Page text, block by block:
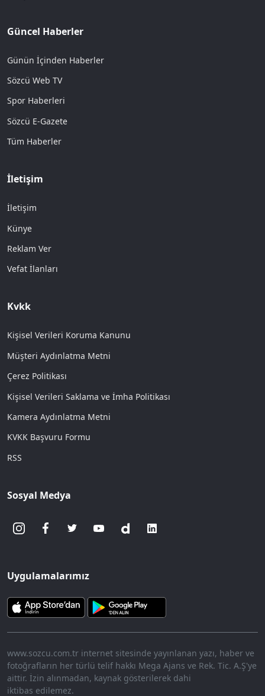
Güncel Haberler
Günün İçinden Haberler
Sözcü Web TV
Spor Haberleri
Sözcü E-Gazete
Tüm Haberler
İletişim
İletişim
Künye
Reklam Ver
Vefat İlanları
Kvkk
Kişisel Verileri Koruma Kanunu
Müşteri Aydınlatma Metni
Çerez Politikası
Kişisel Verileri Saklama ve İmha Politikası
Kamera Aydınlatma Metni
KVKK Başvuru Formu
RSS
Sosyal Medya
Uygulamalarımız
www.sozcu.com.tr internet sitesinde yayınlanan yazı, haber ve
fotoğrafların her türlü telif hakkı Mega Ajans ve Rek. Tic. A.Ş'ye
aittir. İzin alınmadan, kaynak gösterilerek dahi
iktibas edilemez.